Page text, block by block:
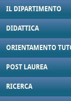
IL DIPARTIMENTO
DIDATTICA
ORIENTAMENTO
POST LAUREA
RICERCA